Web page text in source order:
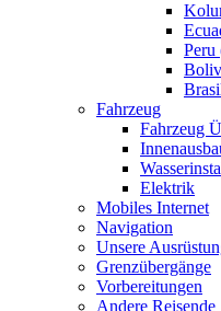
Peru
Fahrzeug
Fahrzeug
Elektrik
Mobiles Internet
Navigation
Unsere
Grenzübergänge
Vorbereitungen
Andere Reisende